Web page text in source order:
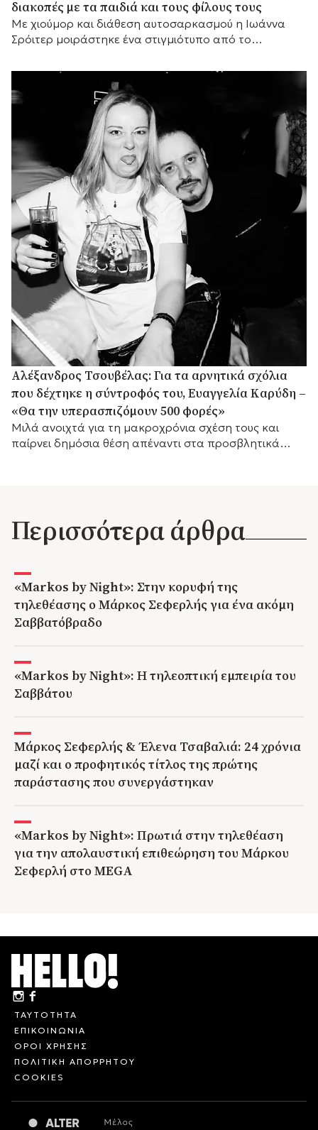
διακοπές με τα παιδιά και τους φίλους τους
Με χιούμορ και διάθεση αυτοσαρκασμού η Ιωάννα
Σρόιτερ μοιράστηκε ένα στιγμιότυπο από το
τρόπο τη σχέση του ζευγαριού
Αλέξανδρος Τσουβέλας: Για τα αρνητικά σχόλια
που δέχτηκε η σύντροφός του, Ευαγγελία Καρύδη –
«Θα την υπερασπιζόμουν 500 φορές»
Μιλά ανοιχτά για τη μακροχρόνια σχέση τους και
παίρνει δημόσια θέση απέναντι στα προσβλητικά
Περισσότερα άρθρα
«Markos by Night»: Στην κορυφή της
τηλεθέασης ο Μάρκος Σεφερλής για ένα ακόμη
Σαββατόβραδο
«Markos by Night»: Η τηλεοπτική εμπειρία του
Σαββάτου
Μάρκος Σεφερλής & Έλενα Τσαβαλιά: 24 χρόνια
μαζί και ο προφητικός τίτλος της πρώτης
παράστασης που συνεργάστηκαν
«Markos by Night»: Πρωτιά στην τηλεθέαση
για την απολαυστική επιθεώρηση του Μάρκου
Σεφερλή στο MEGA
ΤΑΥΤΟΤΗΤΑ
ΕΠΙΚΟΙΝΩΝΙΑ
ΟΡΟΙ ΧΡΗΣΗΣ
ΠΟΛΙΤΙΚΗ ΑΠΟΡΡΗΤΟΥ
COOKIES